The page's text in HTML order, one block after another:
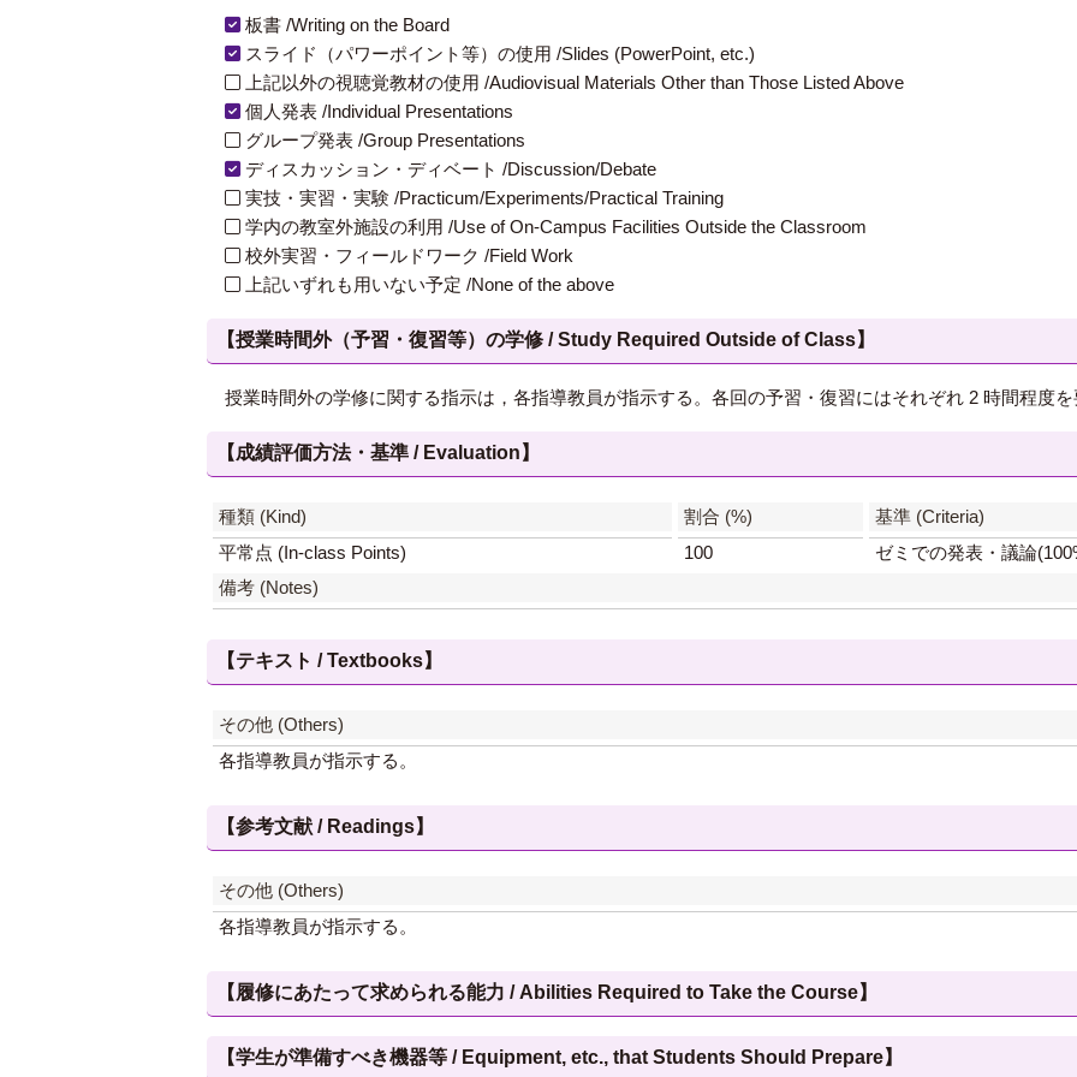
板書 /Writing on the Board
スライド（パワーポイント等）の使用 /Slides (PowerPoint, etc.)
上記以外の視聴覚教材の使用 /Audiovisual Materials Other than Those Listed Above
個人発表 /Individual Presentations
グループ発表 /Group Presentations
ディスカッション・ディベート /Discussion/Debate
実技・実習・実験 /Practicum/Experiments/Practical Training
学内の教室外施設の利用 /Use of On-Campus Facilities Outside the Classroom
校外実習・フィールドワーク /Field Work
上記いずれも用いない予定 /None of the above
【授業時間外（予習・復習等）の学修 / Study Required Outside of Class】
授業時間外の学修に関する指示は，各指導教員が指示する。各回の予習・復習にはそれぞれ 2 時間程度
【成績評価方法・基準 / Evaluation】
種類 (Kind) 割合 (%)
基準 (Criteria)
平常点 (In-class Points)
100
ゼミでの発表・議論
備考 (Notes)
【テキスト / Textbooks】
その他 (Others)
各指導教員が指示する。
【参考文献 / Readings】
その他 (Others)
各指導教員が指示する。
【履修にあたって求められる能力 / Abilities Required to Take the Course】
【学生が準備すべき機器等 / Equipment, etc., that Students Should Prepare】